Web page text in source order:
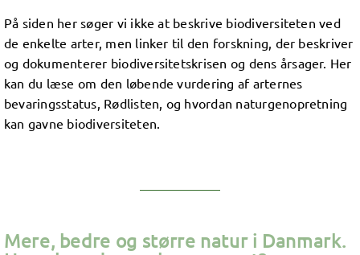
På siden her søger vi ikke at beskrive biodiversiteten ved
de enkelte arter, men linker til den forskning, der beskriver
og dokumenterer biodiversitetskrisen og dens årsager. Her
kan du læse om den løbende vurdering af arternes
bevaringsstatus, Rødlisten, og hvordan naturgenopretning
kan gavne biodiversiteten.
Mere, bedre og større natur i Danmark.